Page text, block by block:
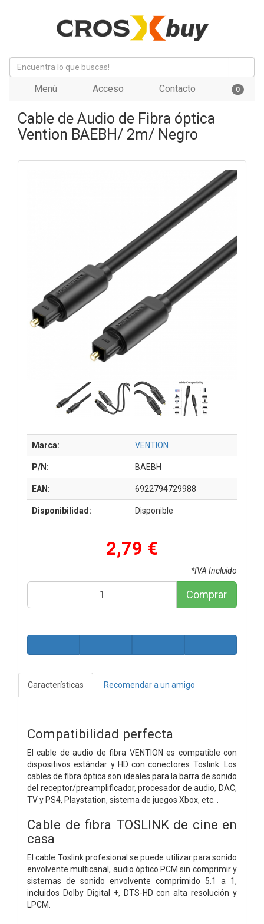
Menú Acceso Contacto 0
Cable de Audio de Fibra óptica
Vention BAEBH/ 2m/ Negro
Marca: VENTION
P/N: BAEBH
EAN: 6922794729988
Disponibilidad: Disponible
2,79 €
*IVA Incluido
Comprar
Características Recomendar a un amigo
Compatibilidad perfecta
El cable de audio de fibra VENTION es compatible con
dispositivos estándar y HD con conectores Toslink. Los
cables de fibra óptica son ideales para la barra de sonido
del receptor/preamplificador, procesador de audio, DAC,
TV y PS4, Playstation, sistema de juegos Xbox, etc. .
Cable de fibra TOSLINK de cine en
casa
El cable Toslink profesional se puede utilizar para sonido
envolvente multicanal, audio óptico PCM sin comprimir y
sistemas de sonido envolvente comprimido 5.1 a 1,
incluidos Dolby Digital +, DTS-HD con alta resolución y
LPCM.